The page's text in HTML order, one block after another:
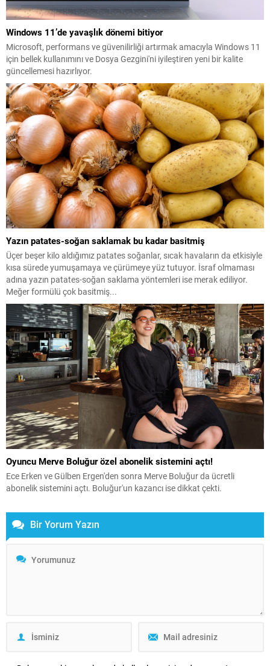
Windows 11’de yavaşlık dönemi bitiyor
Microsoft, performans ve güvenilirliği artırmak amacıyla Windows 11
için bellek kullanımını ve Dosya Gezgini'ni iyileştiren yeni bir kalite
güncellemesi hazırlıyor.
Yazın patates-soğan saklamak bu kadar basitmiş
Üçer beşer kilo aldığımız patates soğanlar, sıcak havaların da etkisiyle
kısa sürede yumuşamaya ve çürümeye yüz tutuyor. İsraf olmaması
adına yazın patates-soğan saklama yöntemleri ise merak ediliyor.
Meğer formülü çok basitmiş...
Oyuncu Merve Boluğur özel abonelik sistemini açtı!
Ece Erken ve Gülben Ergen'den sonra Merve Boluğur da ücretli
abonelik sistemini açtı. Boluğur'un kazancı ise dikkat çekti.
Bir Yorum Yazın